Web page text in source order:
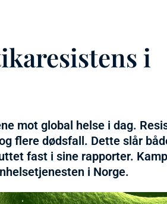
i
mot global helse i dag.
flere dødsfall. Dette slår
fast i sine rapporter.
i Norge.